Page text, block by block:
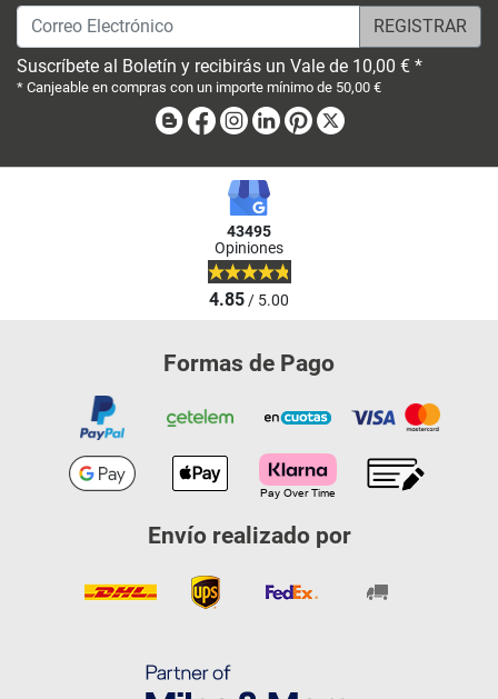
Correo Electrónico
Suscríbete al Boletín y recibirás un Vale de 10,00 € *
* Canjeable en compras con un importe mínimo de 50,00 €
BlogFacebook
Instagram
LinkedinPinterest
43495
Opiniones
4.85/ 5.00
Formas de Pago
Envío realizado por